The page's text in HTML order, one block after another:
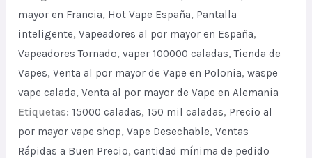
Puffs
Disposable
Wholesale
Vape
Discount
Price
quantity
mayor en Francia, Hot Vape España, Pantalla
inteligente,Vapeadores al por mayor en España,
Vapeadores Tornado,vaper 100000 caladas,Tienda de
Vapes,Venta al por mayor de Vape en Polonia,waspe
vape calada,Venta al por mayor de Vape en Alemania
Etiquetas: 15000 caladas, 150 mil caladas, Precio al
por mayor vape shop,Vape Desechable,Ventas
Rápidas a Buen Precio,cantidad mínima de pedido